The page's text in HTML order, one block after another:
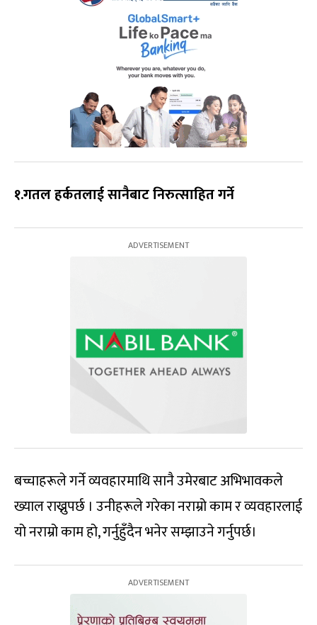
१.गतल हर्कतलाई सानैबाट निरुत्साहित गर्ने
बच्चाहरूले गर्ने व्यवहारमाथि सानै उमेरबाट अभिभावकले
ख्याल राख्नुपर्छ । उनीहरूले गरेका नराम्रो काम र व्यवहारलाई
यो नराम्रो काम हो, गर्नुहुँदैन भनेर सम्झाउने गर्नुपर्छ।